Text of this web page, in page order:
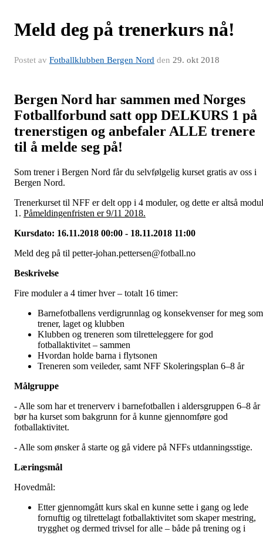
Meld deg på trenerkurs nå!
Postet av Fotballklubben Bergen Nord den 29. okt 2018
Bergen Nord har sammen med Norges
Fotballforbund satt opp DELKURS 1 på
trenerstigen og anbefaler ALLE trenere
til å melde seg på!
Som trener i Bergen Nord får du selvfølgelig kurset gratis av oss i
Bergen Nord.
Trenerkurset til NFF er delt opp i 4 moduler, og dette er altså modul
1. Påmeldingenfristen er 9/11 2018.
Kursdato: 16.11.2018 00:00 - 18.11.2018 11:00
Meld deg på til petter-johan.pettersen@fotball.no
Beskrivelse
Fire moduler a 4 timer hver – totalt 16 timer:
Barnefotballens verdigrunnlag og konsekvenser for meg som
trener, laget og klubben
Klubben og treneren som tilretteleggere for god
fotballaktivitet – sammen
Hvordan holde barna i flytsonen
Treneren som veileder, samt NFF Skoleringsplan 6–8 år
Målgruppe
- Alle som har et trenerverv i barnefotballen i aldersgruppen 6–8 år
bør ha kurset som bakgrunn for å kunne gjennomføre god
fotballaktivitet.
- Alle som ønsker å starte og gå videre på NFFs utdanningsstige.
Læringsmål
Hovedmål:
Etter gjennomgått kurs skal en kunne sette i gang og lede
fornuftig og tilrettelagt fotballaktivitet som skaper mestring,
trygghet og dermed trivsel for alle – både på trening og i